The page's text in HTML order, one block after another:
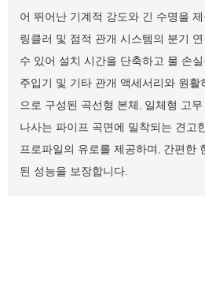
어 뛰어난 기계적 강도와 긴 수명을
링클러 및 점적 관개 시스템의 분기
수 있어 설치 시간을 단축하고 물 손
주입기 및 기타 관개 액세서리와 원활
으로 구성된 곡선형 본체, 일체형 고
나사는 파이프 곡면에 밀착되는 견고
프로파일의 유로를 제공하며, 간편한
된 성능을 보장합니다.